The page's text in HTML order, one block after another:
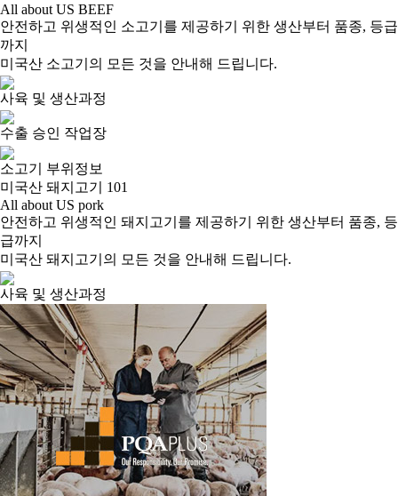
All about US BEEF
안전하고 위생적인 소고기를 제공하기 위한 생산부터 품종, 등급
까지
미국산 소고기의 모든 것을 안내해 드립니다.
사육 및 생산과정
수출 승인 작업장
소고기 부위정보
미국산 돼지고기 101
All about US pork
안전하고 위생적인 돼지고기를 제공하기 위한 생산부터 품종, 등
급까지
미국산 돼지고기의 모든 것을 안내해 드립니다.
사육 및 생산과정